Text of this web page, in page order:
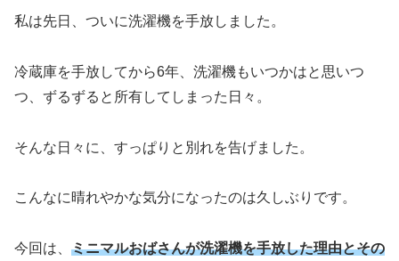
私は先日、ついに洗濯機を手放しました。
冷蔵庫を手放してから6年、洗濯機もいつかはと思いつ
つ、ずるずると所有してしまった日々。
そんな日々に、すっぱりと別れを告げました。
こんなに晴れやかな気分になったのは久しぶりです。
今回は、 ミニマルおばさんが洗濯機を手放した理由とその